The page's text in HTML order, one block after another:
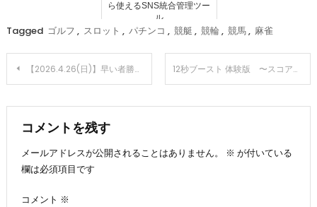
ら使えるSNS統合管理ツー
ル
Tagged ゴルフ , スロット , パチンコ , 競艇 , 競輪, 競馬, 麻雀
投
ナ
ビ
ゲ
【2026.4.26(日)】早い者勝ちだぜ！急げ！！ #ギャンブル #競輪 #競艇 #競馬 #ボートレース #平和島 #ギャンブル 12秒ブースト 体験版 〜スコアにこだわるほど自滅しやすい人へ〜
コメントを残す
メールアドレスが公開されることはありません。
※ が付いている
欄は必須項目です
コメント ※